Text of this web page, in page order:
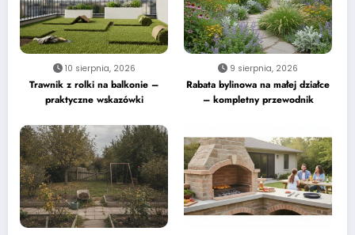
10 sierpnia, 2026
Trawnik z rolki na balkonie –
praktyczne wskazówki
9 sierpnia, 2026
Rabata bylinowa na małej działce
– kompletny przewodnik